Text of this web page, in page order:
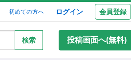
初めての方へ ログイン 会員登録
検索 投稿画面へ(無料)